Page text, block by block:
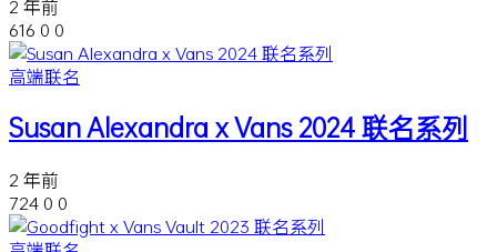
2 年前
616 0 0
高端联名
Susan Alexandra x Vans 2024 联名系列
2 年前
724 0 0